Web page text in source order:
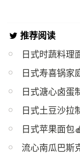
推荐阅读
日式时蔬料理
日式寿喜锅家
日式溏心卤蛋
日式土豆沙拉
日式苹果面包
流心南瓜巴斯